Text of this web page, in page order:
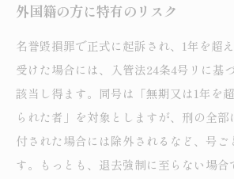
外国籍の方に特有のリスク
名誉毀損罪で正式に起訴され、1年を超
受けた場合には、入管法24条4号リに基
該当し得ます。同号は「無期又は1年を
られた者」を対象としますが、刑の全
付された場合には除外されるなど、号ご
す。もっとも、退去強制に至らない場